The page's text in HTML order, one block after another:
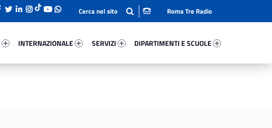
INTERNAZIONALE
SERVIZI
DIPARTIMENTI E SCUOLE
Roma Tre Radio